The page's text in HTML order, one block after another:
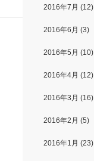
2016年7月 (12)
2016年6月 (3)
2016年5月 (10)
2016年4月 (12)
2016年3月 (16)
2016年2月 (5)
2016年1月 (23)